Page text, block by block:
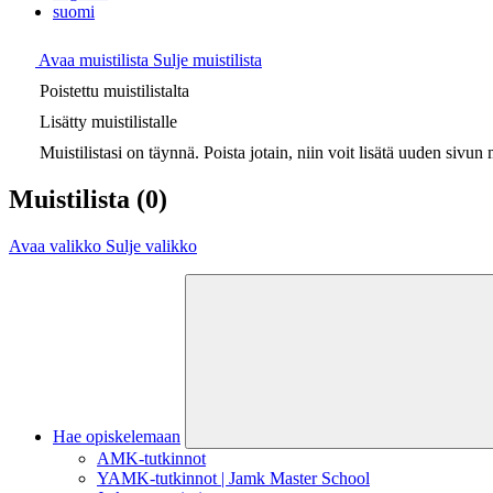
suomi
Avaa muistilista Sulje muistilista
Poistettu muistilistalta
Lisätty muistilistalle
Muistilistasi on täynnä. Poista jotain, niin voit lisätä uuden sivun
Muistilista (0)
Avaa valikko Sulje valikko
Hae opiskelemaan
AMK-tutkinnot
YAMK-tutkinnot | Jamk Master School